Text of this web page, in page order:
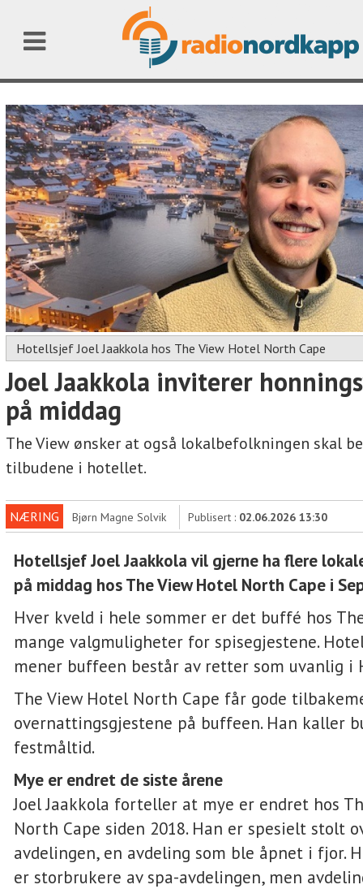
Hotellsjef Joel Jaakkola hos The View Hotel North Cape
Joel Jaakkola inviterer
på middag
The View ønsker at også lokalbefolkningen skal
tilbudene i hotellet.
NÆRING Bjørn Magne Solvik Publisert : 02.06.2026 13:30
Hotellsjef Joel Jaakkola vil gjerne ha flere
på middag hos The View Hotel North Cape i
Hver kveld i hele sommer er det buffé hos
mange valgmuligheter for spisegjestene.
mener buffeen består av retter som uvanlig i
The View Hotel North Cape får gode
overnattingsgjestene på buffeen. Han kaller
festmåltid.
Mye er endret de siste årene
Joel Jaakkola forteller at mye er endret hos
North Cape siden 2018. Han er spesielt stolt
avdelingen, en avdeling som ble åpnet i fjor.
er storbrukere av spa-avdelingen, men